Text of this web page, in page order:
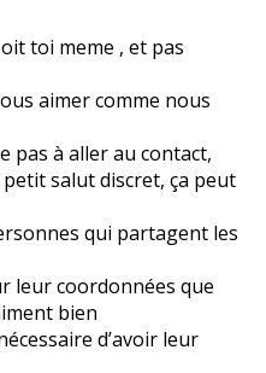
toi meme , et pas
aimer comme nous
pas à aller au contact,
petit salut discret, ça peut
qui partagent les
leur coordonnées que
bien
d’avoir leur